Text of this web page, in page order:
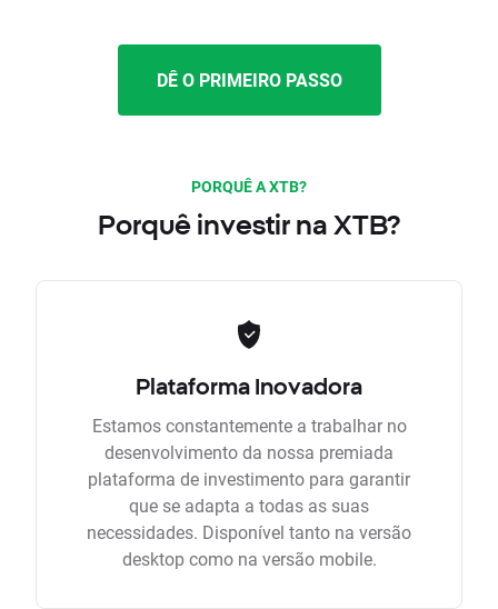
DÊ O PRIMEIRO PASSO
PORQUÊ A XTB?
Porquê investir na XTB?
Plataforma Inovadora
Estamos constantemente a trabalhar no
desenvolvimento da nossa premiada
plataforma de investimento para garantir
que se adapta a todas as suas
necessidades. Disponível tanto na versão
desktop como na versão mobile.